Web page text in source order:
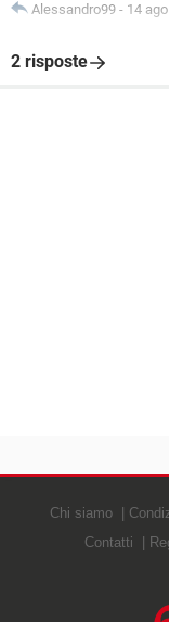
Alessandro99 - 14
2 risposte
Chi siamo
Contatti